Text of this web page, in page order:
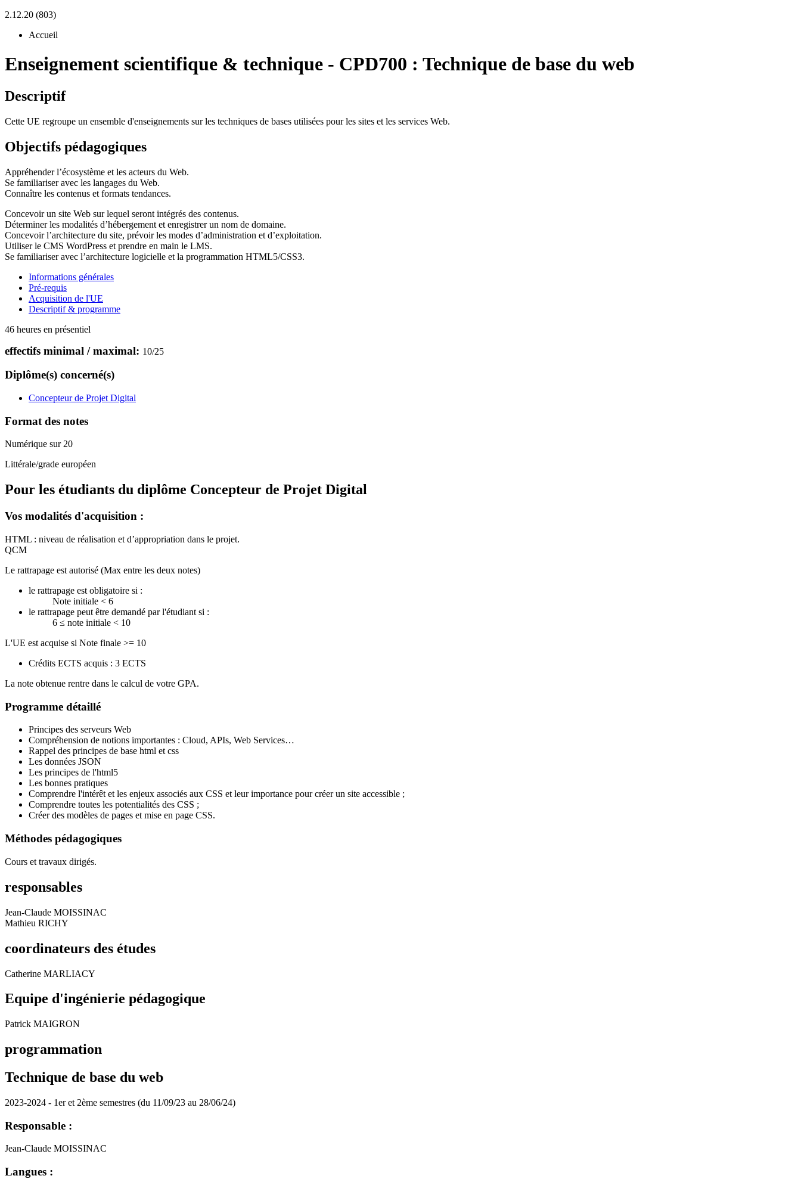
2.12.20 (803)
Accueil
Enseignement scientifique & technique - CPD700 : Technique de base du web
Descriptif
Cette UE regroupe un ensemble d'enseignements sur les techniques de bases utilisées pour les sites et les services Web.
Objectifs pédagogiques
Appréhender l’écosystème et les acteurs du Web.
Se familiariser avec les langages du Web.
Connaître les contenus et formats tendances.
Concevoir un site Web sur lequel seront intégrés des contenus.
Déterminer les modalités d’hébergement et enregistrer un nom de domaine.
Concevoir l’architecture du site, prévoir les modes d’administration et d’exploitation.
Utiliser le CMS WordPress et prendre en main le LMS.
Se familiariser avec l’architecture logicielle et la programmation HTML5/CSS3.
Informations générales
Pré-requis
Acquisition de l'UE
Descriptif & programme
46 heures en présentiel
effectifs minimal / maximal: 10/25
Diplôme(s) concerné(s)
Concepteur de Projet Digital
Format des notes
Numérique sur 20
Littérale/grade européen
Pour les étudiants du diplôme Concepteur de Projet Digital
Vos modalités d'acquisition :
HTML : niveau de réalisation et d’appropriation dans le projet.
QCM
Le rattrapage est autorisé (Max entre les deux notes)
le rattrapage est obligatoire si :
Note initiale < 6
le rattrapage peut être demandé par l'étudiant si :
6 ≤ note initiale < 10
L'UE est acquise si Note finale >= 10
Crédits ECTS acquis : 3 ECTS
La note obtenue rentre dans le calcul de votre GPA.
Programme détaillé
Principes des serveurs Web
Compréhension de notions importantes : Cloud, APIs, Web Services…
Rappel des principes de base html et css
Les données JSON
Les principes de l'html5
Les bonnes pratiques
Comprendre l'intérêt et les enjeux associés aux CSS et leur importance pour créer un site accessible ;
Comprendre toutes les potentialités des CSS ;
Créer des modèles de pages et mise en page CSS.
Méthodes pédagogiques
Cours et travaux dirigés.
responsables
Jean-Claude MOISSINAC
Mathieu RICHY
coordinateurs des études
Catherine MARLIACY
Equipe d'ingénierie pédagogique
Patrick MAIGRON
programmation
Technique de base du web
2023-2024 - 1er et 2ème semestres (du 11/09/23 au 28/06/24)
Responsable :
Jean-Claude MOISSINAC
Langues :